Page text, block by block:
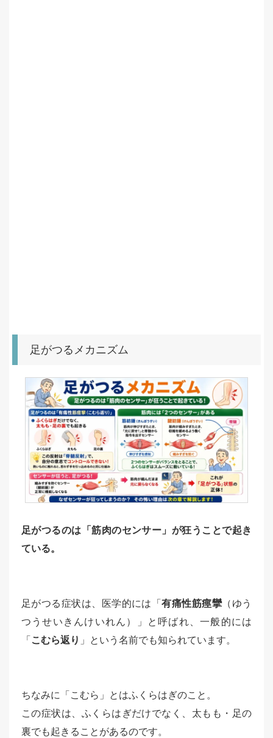
足がつるメカニズム
足がつるのは「筋肉のセンサー」が狂うことで起き
ている。
足がつる症状は、医学的には「有痛性筋痙攣（ゆう
つうせいきんけいれん）」と呼ばれ、一般的には
「 こむら返り 」という名前でも知られています。
ちなみに「こむら」とはふくらはぎのこと。
この症状は、ふくらはぎだけでなく、太もも・足の
裏でも起きることがあるのです。